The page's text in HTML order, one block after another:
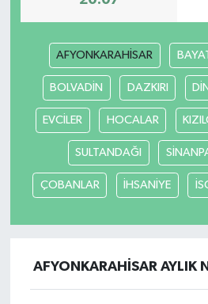
AFYONKARAHİSAR
BOLVADİN DAZKIRI
EVCİLER HOCALAR
SULTANDAĞI
ÇOBANLAR İHSANİYE
AFYONKARAHİSAR AYLIK
SEÇİM 2011
ÜÇÜNCÜ SAYFA
BİLİMNET
Yemek
SİVİL TOPLUM
ÇEK GÖNDER